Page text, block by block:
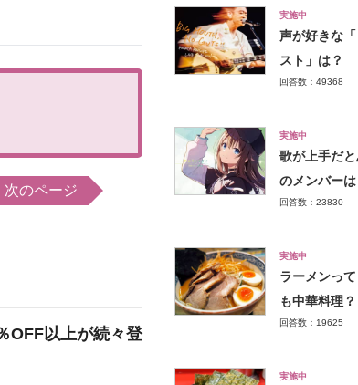
次のページ
OFF以上が続々登
実施中
声が好きな
スト」は？
回答数：49368
実施中
歌が上手だ
のメンバーは
回答数：23830
実施中
ラーメンっ
も中華料理？
回答数：19625
実施中